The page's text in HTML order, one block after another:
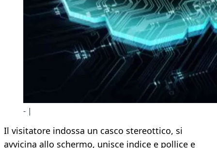
- |
Il visitatore indossa un casco stereottico, si
avvicina allo schermo, unisce indice e pollice e